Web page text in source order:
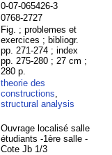
0-07-065426-3
0768-2727
Fig. ; problemes et
exercices ; bibliogr.
pp. 271-274 ; index
pp. 275-280 ; 27 cm ;
280 p.
theorie des
constructions,
structural analysis
Ouvrage localisé salle
étudiants -1ère salle -
Cote Jb 1/3